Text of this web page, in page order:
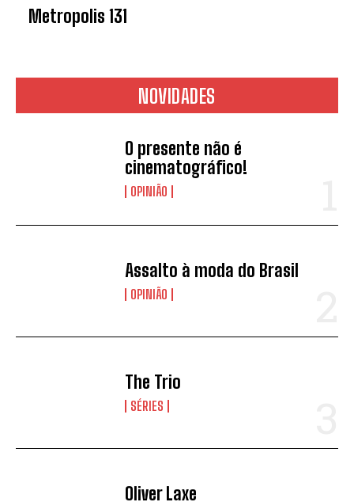
Metropolis 131
NOVIDADES
O presente não é
cinematográfico!
OPINIÃO
Assalto à moda do Brasil
OPINIÃO
The Trio
SÉRIES
Oliver Laxe